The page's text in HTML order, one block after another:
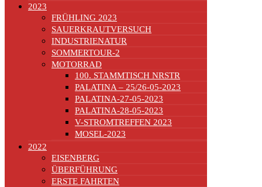
2023
FRÜHLING 2023
SAUERKRAUTVERSUCH
INDUSTRIENATUR
SOMMERTOUR-2
MOTORRAD
100. STAMMTISCH NRSTR
PALATINA – 25/26-05-2023
PALATINA-27-05-2023
PALATINA-28-05-2023
V-STROMTREFFEN 2023
MOSEL-2023
2022
EISENBERG
ÜBERFÜHRUNG
ERSTE FAHRTEN